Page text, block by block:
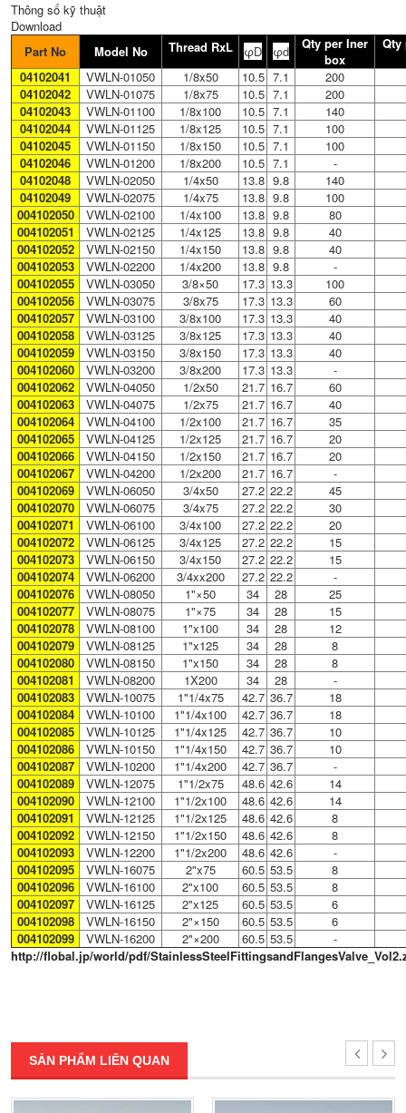
Thông số kỹ thuật
Download
Part No
Model No Thread RxL φD φd
Qty per Iner
box
Qty
04102041
VWLN-01050 1/8x50 10.5 7.1
200
04102042
VWLN-01075 1/8x75 10.5 7.1
200
04102043
VWLN-01100 1/8x100 10.5 7.1
140
04102044
VWLN-01125 1/8x125 10.5 7.1
100
04102045
VWLN-01150 1/8x150 10.5 7.1
100
04102046
VWLN-01200 1/8x200 10.5 7.1
-
04102048
VWLN-02050 1/4x50 13.8 9.8
140
04102049
VWLN-02075 1/4x75 13.8 9.8
100
004102050
VWLN-02100 1/4x100 13.8 9.8
80
004102051
VWLN-02125 1/4x125 13.8 9.8
40
004102052
VWLN-02150 1/4x150 13.8 9.8
40
004102053
VWLN-02200 1/4x200 13.8 9.8
-
004102055
VWLN-03050 3/8×50 17.3 13.3
100
004102056
VWLN-03075 3/8x75 17.3 13.3
60
004102057
VWLN-03100 3/8x100 17.3 13.3
40
004102058
VWLN-03125 3/8x125 17.3 13.3
40
004102059
VWLN-03150 3/8x150 17.3 13.3
40
004102060
VWLN-03200 3/8x200 17.3 13.3
-
004102062
VWLN-04050 1/2x50 21.7 16.7
60
004102063
VWLN-04075 1/2x75 21.7 16.7
40
004102064
VWLN-04100 1/2x100 21.7 16.7
35
004102065
VWLN-04125 1/2x125 21.7 16.7
20
004102066
VWLN-04150 1/2x150 21.7 16.7
20
004102067
VWLN-04200 1/2x200 21.7 16.7
-
004102069
VWLN-06050 3/4x50 27.2 22.2
45
004102070
VWLN-06075 3/4x75 27.2 22.2
30
004102071
VWLN-06100 3/4x100 27.2 22.2
20
004102072
VWLN-06125 3/4x125 27.2 22.2
15
004102073
VWLN-06150 3/4x150 27.2 22.2
15
004102074
VWLN-06200 3/4xx200 27.2 22.2
-
004102076
VWLN-08050 1"×50 34 28
25
004102077
VWLN-08075 1"×75 34 28
15
004102078
VWLN-08100 1"x100 34 28
12
004102079
VWLN-08125 1"x125 34 28
8
004102080
VWLN-08150 1"x150 34 28
8
004102081
VWLN-08200 1X200 34 28
-
004102083
VWLN-10075 1"1/4x75 42.7 36.7
18
004102084
VWLN-10100 1"1/4x100 42.7 36.7
18
004102085
VWLN-10125 1"1/4x125 42.7 36.7
10
004102086
VWLN-10150 1"1/4x150 42.7 36.7
10
004102087
VWLN-10200 1"1/4x200 42.7 36.7
-
004102089
VWLN-12075 1"1/2x75 48.6 42.6
14
004102090
VWLN-12100 1"1/2x100 48.6 42.6
14
004102091
VWLN-12125 1"1/2x125 48.6 42.6
8
004102092
VWLN-12150 1"1/2x150 48.6 42.6
8
004102093
VWLN-12200 1"1/2x200 48.6 42.6
-
004102095
VWLN-16075 2"x75 60.5 53.5
8
004102096
VWLN-16100 2"x100 60.5 53.5
8
004102097
VWLN-16125 2"x125 60.5 53.5
6
004102098
VWLN-16150 2"×150 60.5 53.5
6
004102099
VWLN-16200 2"×200 60.5 53.5
-
http://flobal.jp/world/pdf/
SẢN PHẨM LIÊN QUAN